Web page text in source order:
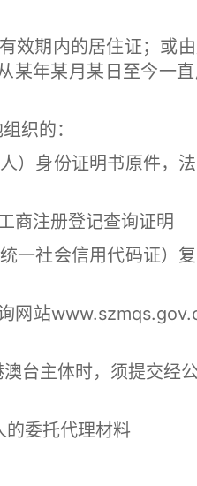
期内的居住证；或由
某年某月某日至今一
织的：
份证明书原件，法
注册登记查询证明
会信用代码证）复
站
主体时，须提交经公
委托代理材料